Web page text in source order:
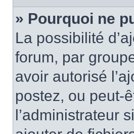
» Pourquoi ne
La possibilité
forum, par
avoir autorisé
postez, ou peut-
l’administrateur